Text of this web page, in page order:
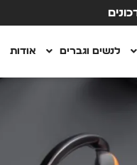
לנשים וגברים אודות